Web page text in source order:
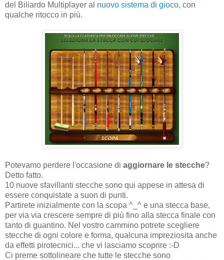
del Biliardo Multiplayer al nuovo sistema di gioco, con
qualche ritocco in più.
Potevamo perdere l'occasione di aggiornare le stecche?
Detto fatto.
10 nuove sfavillanti stecche sono qui appese in attesa di
essere conquistate a suon di punti.
Partirete inizialmente con la scopa ^_^ e una stecca base,
per via via crescere sempre di più fino alla stecca finale con
tanto di guantino. Nel vostro cammino potrete scegliere
stecche di ogni colore e forma, qualcuna impreziosita anche
da effetti pirotecnici... che vi lasciamo scoprire :-D
Ci preme sottolineare che tutte le stecche sono